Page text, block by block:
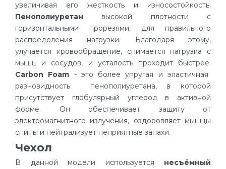
увеличивая его жесткость и износостойкость.
Пенополиуретан высокой плотности с
горизонтальными прорезями, для правильного
распределения нагрузки. Благодаря этому,
улучается кровообращение, снимается нагрузка с
мышц и сосудов, и усталость проходит быстрее.
Carbon Foam - это более упругая и эластичная
разновидность пенополиуретана, в которой
присутствует глобулярный углерод в активной
форме. Он обеспечивает защиту от
электромагнитного излучения, оздоровляет мышцы
спины и нейтрализует неприятные запахи.
Чехол
В данной модели используется несъёмный